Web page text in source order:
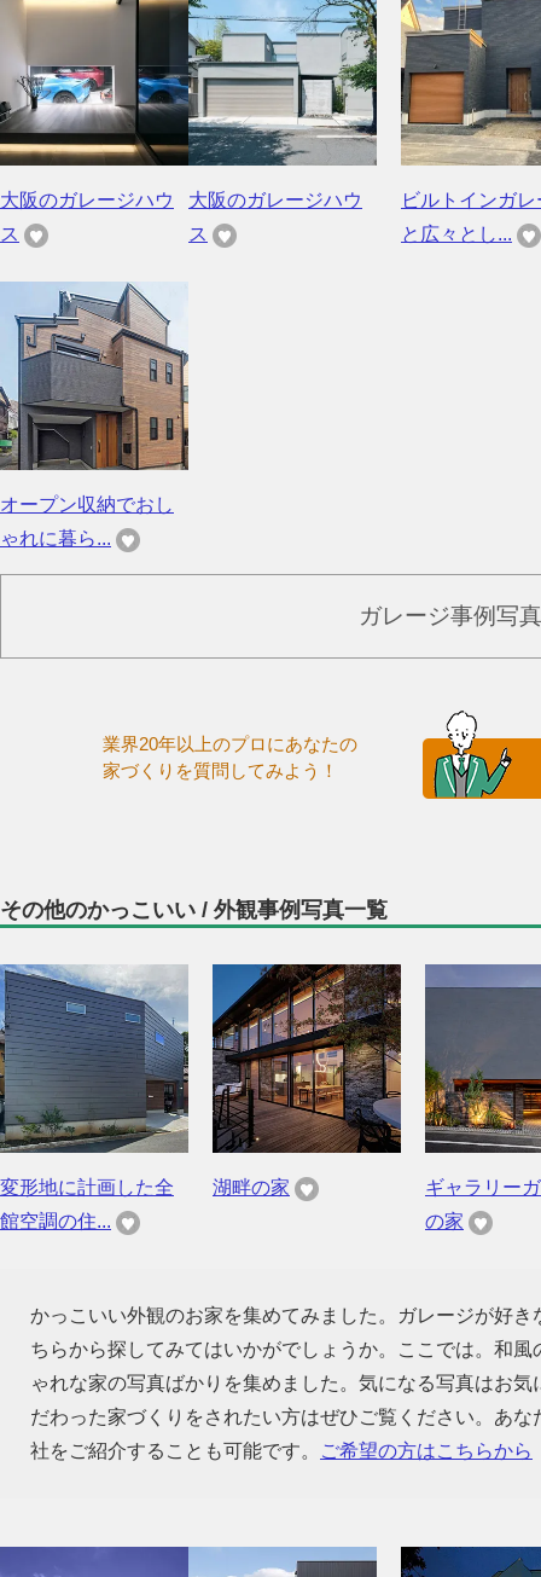
大阪のガレージハウ
ス
大阪のガレージハウ
ス
ビルトインガレ
と広々とし...
オープン収納でおし
ゃれに暮ら...
ガレージ事例写
業界20年以上のプロにあなたの
家づくりを質問してみよう！
その他のかっこいい / 外観事例写真一覧
変形地に計画した全
館空調の住...
湖畔の家
ギャラリー
の家
かっこいい外観のお家を集めてみました。ガレージが好
ちらから探してみてはいかがでしょうか。ここでは。和
ゃれな家の写真ばかりを集めました。気になる写真はお
だわった家づくりをされたい方はぜひご覧ください。あ
社をご紹介することも可能です。
ご希望の方はこちらから